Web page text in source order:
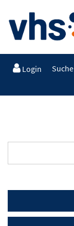
Login Suche